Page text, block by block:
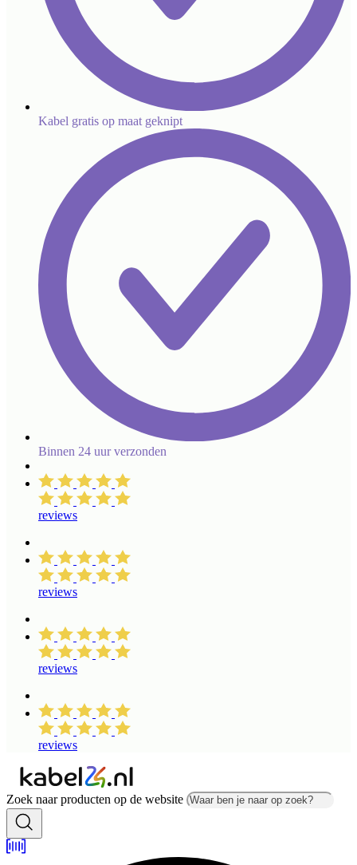
Kabel gratis op maat geknipt
Binnen 24 uur verzonden
reviews
reviews
reviews
reviews
Zoek naar producten op de website